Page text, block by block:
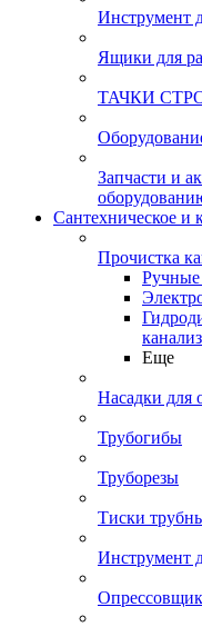
Инструмент
Ящики для
ТАЧКИ
Запчасти и
Сантехническое и
Прочистка
Еще
Насадки для
Трубогибы
Труборезы
Тиски
Инструмент